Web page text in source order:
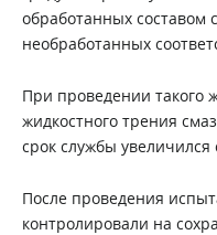
обработанных составом
необработанных
При проведении такого
жидкостного трения
срок службы увеличился
После проведения
контролировали на